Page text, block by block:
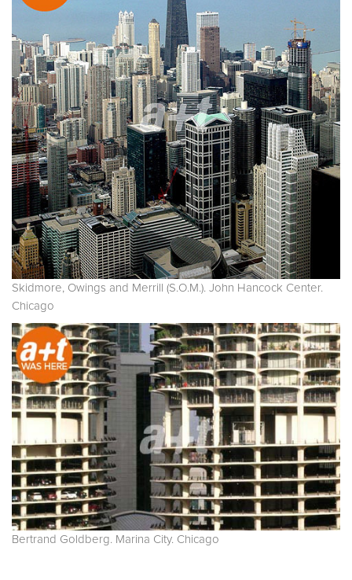
Skidmore, Owings and Merrill (S.O.M.). John Hancock Center.
Chicago
Bertrand Goldberg. Marina City. Chicago